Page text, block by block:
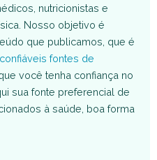
nutricionistas e
Nosso objetivo é
que publicamos, que é
fontes de
você tenha confiança no
sua fonte preferencial de
à saúde, boa forma